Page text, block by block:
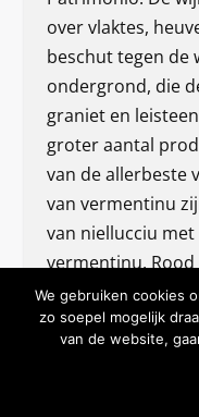
over vlaktes,
beschut tegen de
ondergrond, die
graniet en
groter aantal
van de allerbeste
van vermentinu
van niellucciu
vermentinu.
soms een beetje
aantal jaren
We gebruiken cookies
zo soepel mogelijk
van de website,